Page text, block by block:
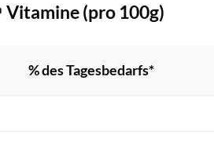
Vitamine (pro 100g)
% des Tagesbedarfs*